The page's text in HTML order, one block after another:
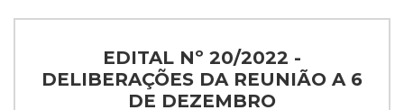
EDITAL Nº 20/2022 -
DELIBERAÇÕES DA REUNIÃO A 6
DE DEZEMBRO